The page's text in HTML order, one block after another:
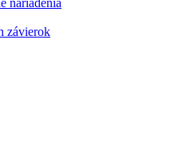
nariadenia
závierok